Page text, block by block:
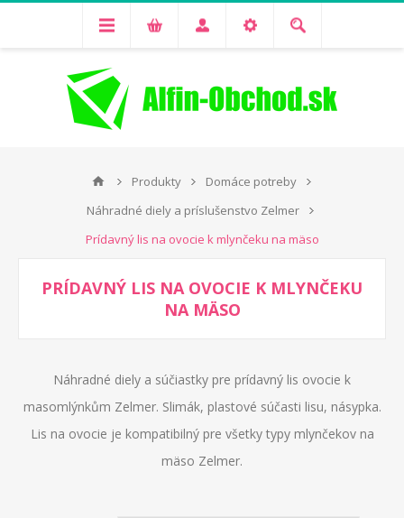
Produkty
Domáce potreby
Náhradné diely a príslušenstvo Zelmer
Prídavný lis na ovocie k mlynčeku na mäso
PRÍDAVNÝ LIS NA OVOCIE K MLYNČEKU
NA MÄSO
Náhradné diely a súčiastky pre prídavný lis ovocie k
masomlýnkům Zelmer. Slimák, plastové súčasti lisu, násypka.
Lis na ovocie je kompatibilný pre všetky typy mlynčekov na
mäso Zelmer.